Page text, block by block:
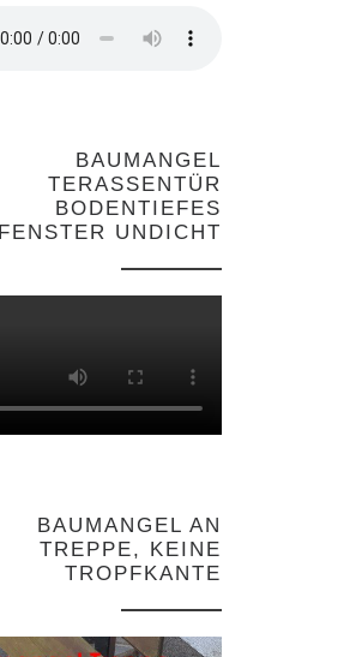
BAUMANGEL
TERASSENTÜR
BODENTIEFES
FENSTER UNDICHT
BAUMANGEL AN
TREPPE, KEINE
TROPFKANTE